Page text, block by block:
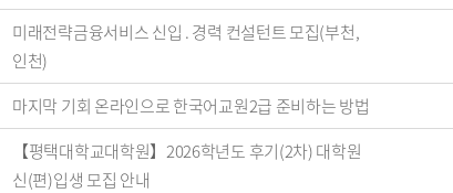
미래전략금융서비스 신입 . 경력 컨설턴트 모집(부천,
인천)
마지막 기회 온라인으로 한국어교원2급 준비하는 방법
【평택대학교대학원】2026학년도 후기(2차) 대학원
신(편)입생 모집 안내